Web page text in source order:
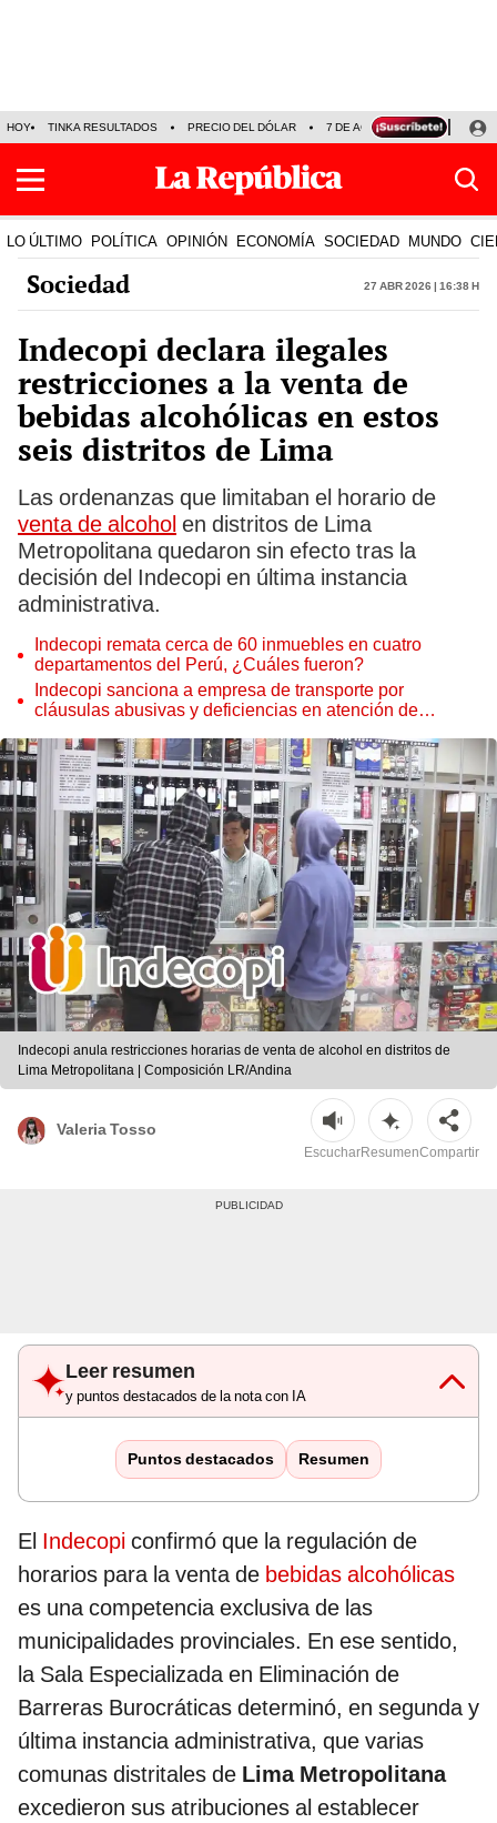
HOY TINKA RESULTADOS PRECIO DEL DÓLAR 7 DE AGOSTO OLLANTA
LO ÚLTIMO POLÍTICA OPINIÓN ECONOMÍA SOCIEDAD MUNDO
Sociedad 27 Abr 2026 | 16:38 h
Indecopi declara ilegales
restricciones a la venta de
bebidas alcohólicas en estos
seis distritos de Lima
Las ordenanzas que limitaban el horario de
venta de alcohol en distritos de Lima
Metropolitana quedaron sin efecto tras la
decisión del Indecopi en última instancia
administrativa.
Indecopi remata cerca de 60 inmuebles en cuatro
departamentos del Perú, ¿Cuáles fueron?
Indecopi sanciona a empresa de transporte por
cláusulas abusivas y deficiencias en atención de
Indecopi anula restricciones horarias de venta de alcohol en distritos de
Lima Metropolitana | Composición LR/Andina
Valeria Tosso
EscucharResumenCompartir
Leer resumen
y puntos destacados de la nota con IA
Puntos destacados Resumen
El Indecopi confirmó que la regulación de
horarios para la venta de bebidas alcohólicas
es una competencia exclusiva de las
municipalidades provinciales. En ese sentido,
la Sala Especializada en Eliminación de
Barreras Burocráticas determinó, en segunda y
última instancia administrativa, que varias
comunas distritales de Lima Metropolitana
excedieron sus atribuciones al establecer